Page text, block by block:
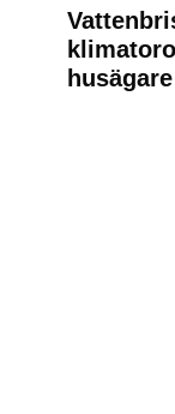
husägare